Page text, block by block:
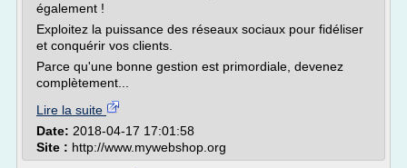
également !
Exploitez la puissance des réseaux sociaux pour fidéliser
et conquérir vos clients.
Parce qu'une bonne gestion est primordiale, devenez
complètement...
Lire la suite
Date: 2018-04-17 17:01:58
Site : http://www.mywebshop.org